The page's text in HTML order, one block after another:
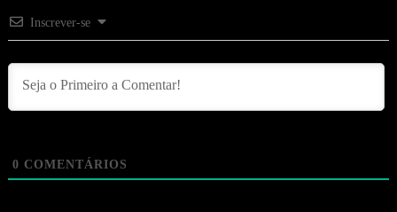
Inscrever-se
0 COMENTÁRIOS